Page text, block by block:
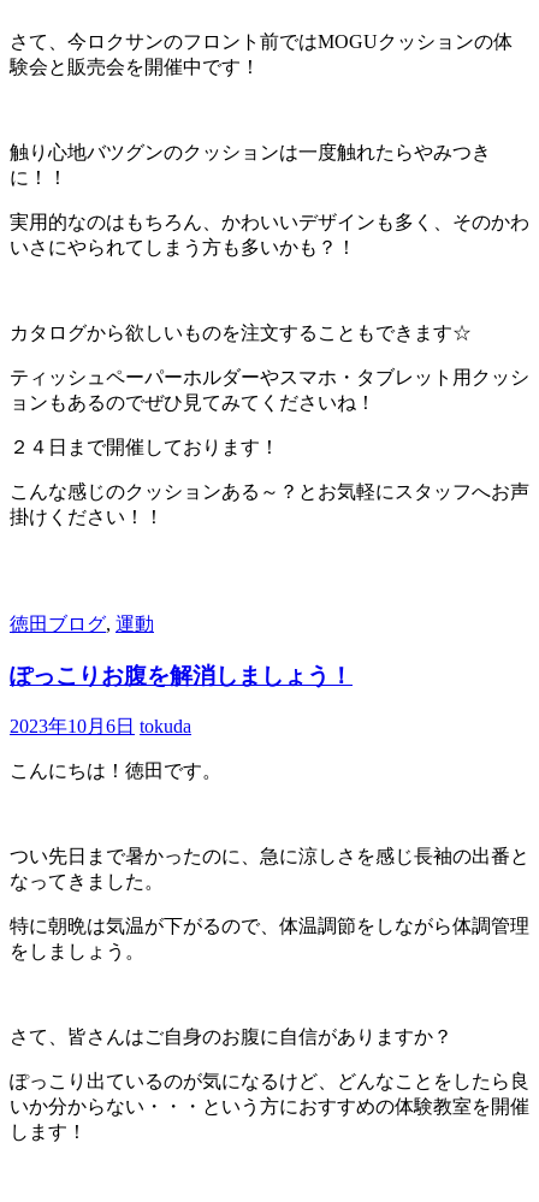
さて、今ロクサンのフロント前ではMOGUクッションの体
験会と販売会を開催中です！
触り心地バツグンのクッションは一度触れたらやみつき
に！！
実用的なのはもちろん、かわいいデザインも多く、そのかわ
いさにやられてしまう方も多いかも？！
カタログから欲しいものを注文することもできます☆
ティッシュペーパーホルダーやスマホ・タブレット用クッシ
ョンもあるのでぜひ見てみてくださいね！
２４日まで開催しております！
こんな感じのクッションある～？とお気軽にスタッフへお声
掛けください！！
徳田ブログ, 運動
ぽっこりお腹を解消しましょう！
2023年10月6日 tokuda
こんにちは！徳田です。
つい先日まで暑かったのに、急に涼しさを感じ長袖の出番と
なってきました。
特に朝晩は気温が下がるので、体温調節をしながら体調管理
をしましょう。
さて、皆さんはご自身のお腹に自信がありますか？
ぽっこり出ているのが気になるけど、どんなことをしたら良
いか分からない・・・という方におすすめの体験教室を開催
します！